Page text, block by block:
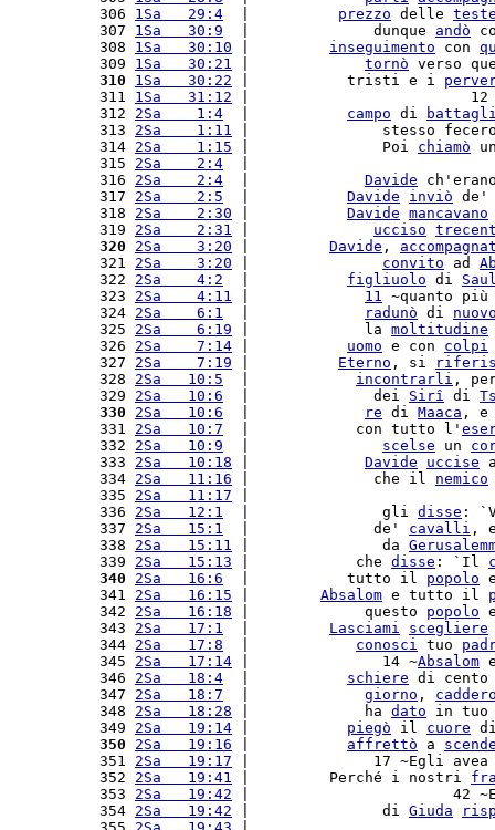
306 1Sa   29:4 prezzo delle
307 1Sa   30:9
  |              dunque
andò
308 1Sa   30:10 inseguimento con
309 1Sa   30:21 tornò verso
310
1Sa   30:22 |           tristi e i
311 1Sa   31:12 |                         12
312 2Sa    1:4 campo di
313 2Sa    1:11 |               stesso
314 2Sa    1:15 |               Poi chiamò
315 2Sa    2:4
316 2Sa    2:4 Davide
317 2Sa    2:5 Davide inviò
318 2Sa    2:30 Davide mancavano
319 2Sa    2:31 ucciso
320
2Sa    3:20 Davide ,
321 2Sa    3:20 convito ad
322 2Sa    4:2 figliuolo di
323 2Sa    4:11 11 ~quanto
324 2Sa    6:1 radunò di
325 2Sa    6:19 |             la moltitudine
326 2Sa    7:14 uomo e con colpi
327 2Sa    7:19 Eterno , si
328 2Sa   10:5 incontrarli ,
329 2Sa   10:6
  |              dei
Sirî di
330
2Sa   10:6 re di Maaca ,
331 2Sa   10:7
  |            con tutto l'
332 2Sa   10:9 scelse un
333 2Sa   10:18 Davide uccise
334 2Sa   11:16 |              che il nemico
335 2Sa   11:17
336 2Sa   12:1
  |               gli
disse :
337 2Sa   15:1
  |              de'
cavalli ,
338 2Sa   15:11 |               da
339 2Sa   15:13 |            che disse : `Il
340
2Sa   16:6
  |           tutto il
popolo
341 2Sa   16:15 Absalom e tutto il
342 2Sa   16:18 |             questo popolo
343 2Sa   17:1 Lasciami
scegliere
344 2Sa   17:8 conosci tuo
345 2Sa   17:14 |               14 ~Absalom
346 2Sa   18:4 schiere di
347 2Sa   18:7 giorno ,
348 2Sa   18:28 |             ha dato in
349 2Sa   19:14 piegò il cuore
350
2Sa   19:16 affrettò a
351 2Sa   19:17 |              17 ~Egli avea
352 2Sa   19:41 |         Perché i nostri
353 2Sa   19:42 |                       42
354 2Sa   19:42 |               di Giuda